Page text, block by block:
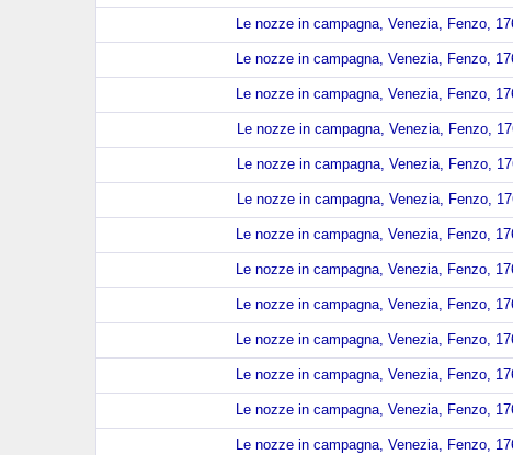
Le nozze in campagna, Venezia, Fenzo,
Le nozze in campagna, Venezia, Fenzo,
Le nozze in campagna, Venezia, Fenzo,
Le nozze in campagna, Venezia, Fenzo,
Le nozze in campagna, Venezia, Fenzo,
Le nozze in campagna, Venezia, Fenzo,
Le nozze in campagna, Venezia, Fenzo,
Le nozze in campagna, Venezia, Fenzo,
Le nozze in campagna, Venezia, Fenzo,
Le nozze in campagna, Venezia, Fenzo,
Le nozze in campagna, Venezia, Fenzo,
Le nozze in campagna, Venezia, Fenzo,
Le nozze in campagna, Venezia, Fenzo,